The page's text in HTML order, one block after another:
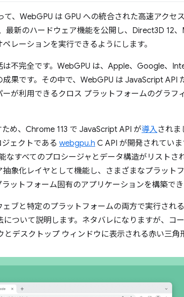
て、WebGPU は GPU への統合された高速アクセ
最新のハードウェア機能を公開し、Direct3D 12
レーションを実行できるようにします。
は不完全です。WebGPU は、Apple、Google、
果です。その中で、WebGPU は JavaScript API
が利用できるクロス プラットフォームのグラフ
め、Chrome 113 で JavaScript API が導入されま
ェクトである webgpu.h C API が開発されてい
なすべてのプロシージャとデータ構造がリストさ
象化レイヤとして機能し、さまざまなプラット
ットフォーム固有のアプリケーションを構築でき
ブと特定のプラットフォームの両方で実行され
ついて説明します。ネタバレになりますが、コ
とデスクトップ ウィンドウに表示される赤い三角